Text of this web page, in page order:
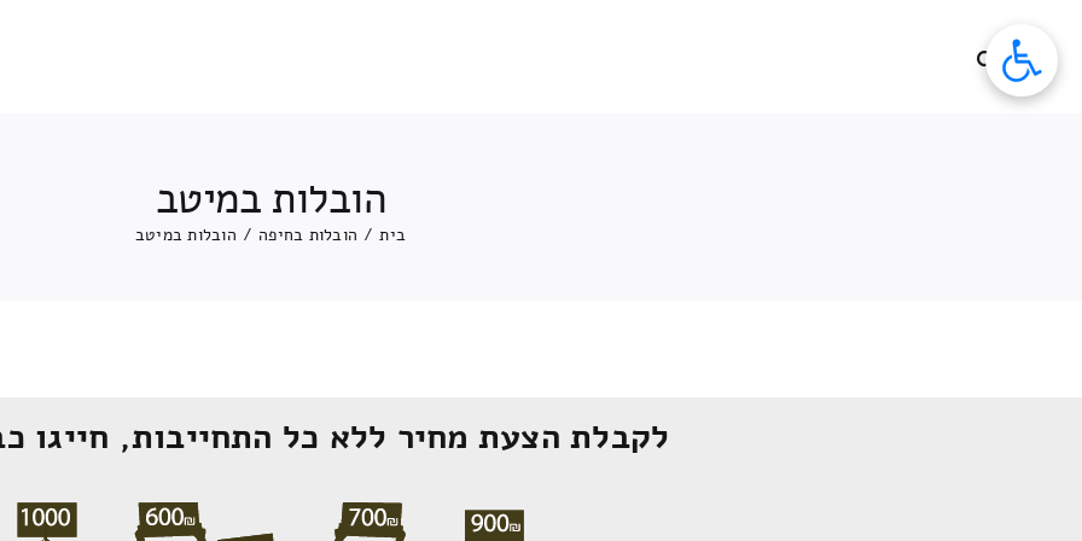
הובלות במיטב
בית / הובלות בחיפה / הובלות במיטב
לקבלת הצעת מחיר ללא כל התחייבות, חייגו